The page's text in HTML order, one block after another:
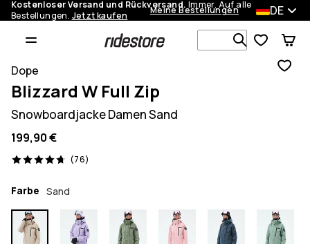
Kostenloser Versand und Rückversand. Immer. Auf alle
Bestellungen. Jetzt kaufen Meine Bestellungen DE
Dope
Blizzard W Full Zip
Snowboardjacke Damen Sand
199,90 €
(76)
76 Reviews, 4.7/5
Farbe Sand